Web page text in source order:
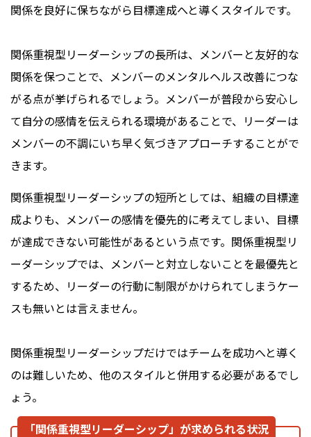
関係を良好に保ちながら目標達成へと導くスタイルです。
関係重視型リーダーシップの長所は、メンバーと友好的な
関係を保つことで、メンバーのメンタルヘルス改善につな
がる点が挙げられるでしょう。メンバーが普段から安心し
て自分の感情を伝えられる環境があることで、リーダーは
メンバーの不調にいち早く気づきアプローチすることがで
きます。
関係重視型リーダーシップの短所としては、組織の目標達
成よりも、メンバーの感情を優先的に考えてしまい、目標
が達成できない可能性があるという点です。関係重視型リ
ーダーシップでは、メンバーと対立しないことを最優先と
するため、リーダーの行動に制限がかけられてしまうケー
スも無いとは言えません。
関係重視型リーダーシップだけではチームを成功へと導く
のは難しいため、他のスタイルと併用する必要があるでし
ょう。
「関係重視型リーダーシップ」が求められる状況